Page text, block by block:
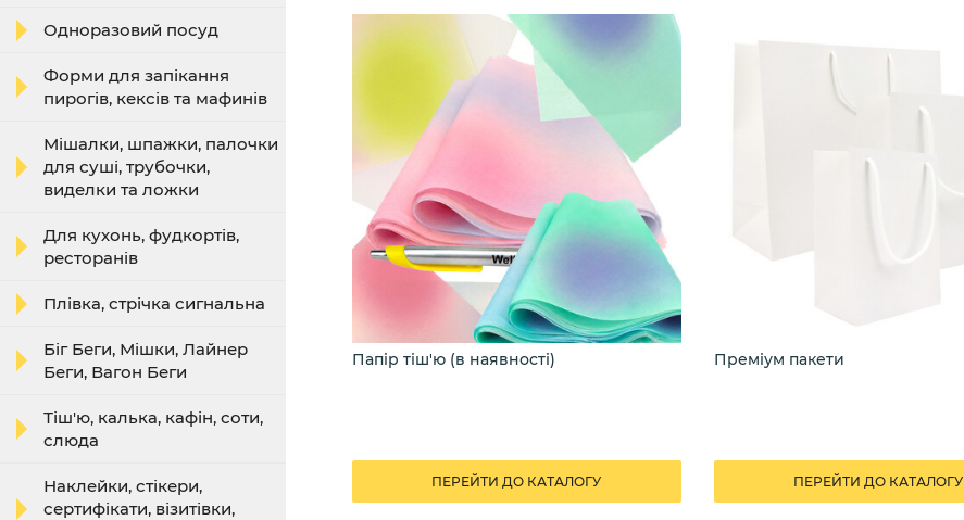
Одноразовий посуд
Форми для запікання
пирогів, кексів та мафинів
Мішалки, шпажки, палочки
для суші, трубочки,
виделки та ложки
Для кухонь, фудкортів,
ресторанів
Плівка, стрічка сигнальна
Біг Беги, Мішки, Лайнер
Беги, Вагон Беги
Тіш'ю, калька, кафін, соти,
слюда
Наклейки, стікери,
сертифікати, візитівки,
для квітів
ПЕРЕЙТИ ДО КАТАЛОГУ
Папір тіш'ю (в наявності)
ПЕРЕЙТИ ДО КАТАЛОГУ
Преміум пакети
ПЕРЕЙТИ ДО КАТАЛОГУ